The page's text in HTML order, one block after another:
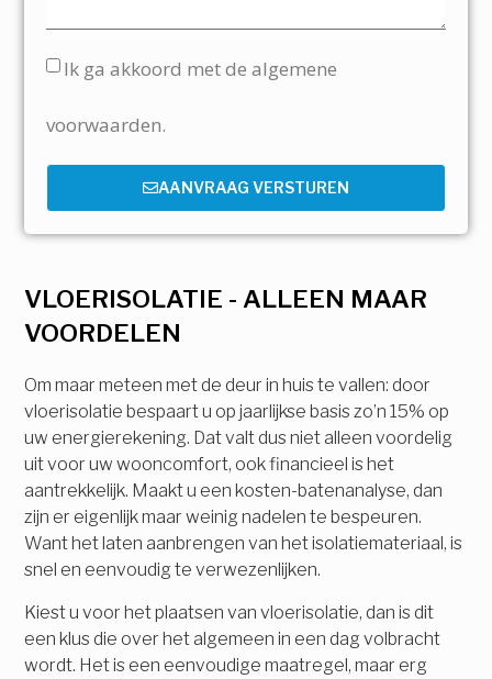
VLOERISOLATIE - ALLEEN MAAR
VOORDELEN
Om maar meteen met de deur in huis te vallen: door
vloerisolatie bespaart u op jaarlijkse basis zo’n 15% op
uw energierekening. Dat valt dus niet alleen voordelig
uit voor uw wooncomfort, ook financieel is het
aantrekkelijk. Maakt u een kosten-batenanalyse, dan
zijn er eigenlijk maar weinig nadelen te bespeuren.
Want het laten aanbrengen van het isolatiemateriaal, is
snel en eenvoudig te verwezenlijken.
Kiest u voor het plaatsen van vloerisolatie, dan is dit
een klus die over het algemeen in een dag volbracht
wordt. Het is een eenvoudige maatregel, maar erg
Ik ga akkoord met de algemene
voorwaarden.
AANVRAAG VERSTUREN